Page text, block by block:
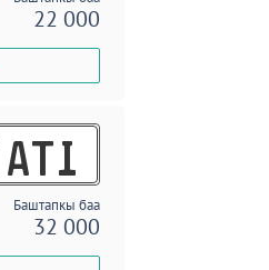
22 000
ATI
Баштапкы баа
32 000